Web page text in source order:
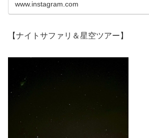
www.instagram.com
【ナイトサファリ＆星空ツアー】